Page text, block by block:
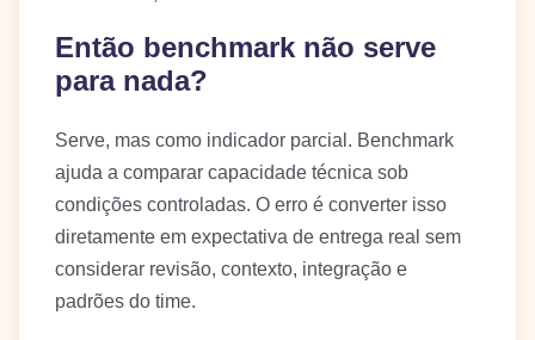
Então benchmark não serve
para nada?
Serve, mas como indicador parcial. Benchmark
ajuda a comparar capacidade técnica sob
condições controladas. O erro é converter isso
diretamente em expectativa de entrega real sem
considerar revisão, contexto, integração e
padrões do time.